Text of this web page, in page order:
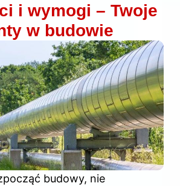
i wymogi – Twoje
w budowie
budowy, nie